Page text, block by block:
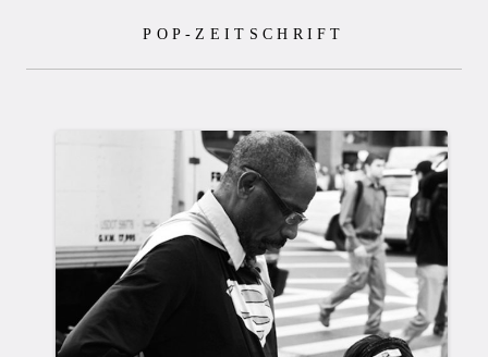
POP-ZEITSCHRIFT